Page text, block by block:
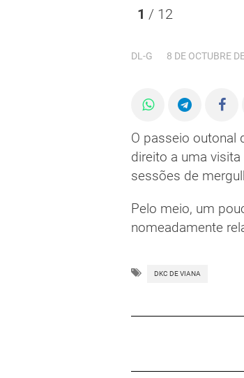
1 / 12
8 DE OCTUBRE
DL-G
O passeio outonal
direito a uma
sessões de
Pelo meio, um
nomeadamente
DKC DE VIANA